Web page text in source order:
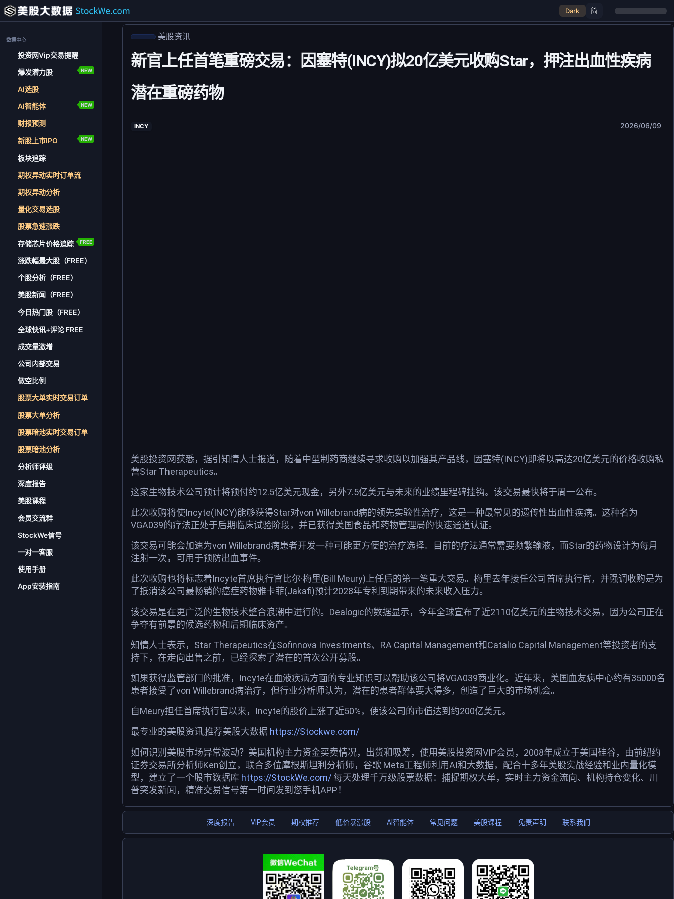
数据中心
投资网Vip交易提醒
爆发潜力股 NEW
AI选股
AI智能体 NEW
财报预测
新股上市IPO NEW
板块追踪
期权异动实时订单流
期权异动分析
量化交易选股
股票急速涨跌
存储芯片价格追踪 FREE
涨跌幅最大股（FREE）
个股分析（FREE）
美股新闻（FREE）
今日热门股（FREE）
全球快讯+评论 FREE
成交量激增
公司内部交易
做空比例
股票大单实时交易订单
股票大单分析
股票暗池实时交易订单
股票暗池分析
分析师评级
深度报告
美股课程
会员交流群
StockWe信号
一对一客服
使用手册
App安装指南
Dark 简
美股资讯
新官上任首笔重磅交易：因塞特(INCY)拟20亿美元收购Star，押注出血性疾病
潜在重磅药物
INCY 2026/06/09
美股投资网获悉，据引知情人士报道，随着中型制药商继续寻求收购以加强其产品线，因塞特(INCY)即将以高达20亿美元的价格收购私
营Star Therapeutics。
这家生物技术公司预计将预付约12.5亿美元现金，另外7.5亿美元与未来的业绩里程碑挂钩。该交易最快将于周一公布。
此次收购将使Incyte(INCY)能够获得Star对von Willebrand病的领先实验性治疗，这是一种最常见的遗传性出血性疾病。这种名为
VGA039的疗法正处于后期临床试验阶段，并已获得美国食品和药物管理局的快速通道认证。
该交易可能会加速为von Willebrand病患者开发一种可能更方便的治疗选择。目前的疗法通常需要频繁输液，而Star的药物设计为每月
注射一次，可用于预防出血事件。
此次收购也将标志着Incyte首席执行官比尔·梅里(Bill Meury)上任后的第一笔重大交易。梅里去年接任公司首席执行官，并强调收购是为
了抵消该公司最畅销的癌症药物雅卡菲(Jakafi)预计2028年专利到期带来的未来收入压力。
该交易是在更广泛的生物技术整合浪潮中进行的。Dealogic的数据显示，今年全球宣布了近2110亿美元的生物技术交易，因为公司正在
争夺有前景的候选药物和后期临床资产。
知情人士表示，Star Therapeutics在Sofinnova Investments、RA Capital Management和Catalio Capital Management等投资者的支
持下，在走向出售之前，已经探索了潜在的首次公开募股。
如果获得监管部门的批准，Incyte在血液疾病方面的专业知识可以帮助该公司将VGA039商业化。近年来，美国血友病中心约有35000名
患者接受了von Willebrand病治疗，但行业分析师认为，潜在的患者群体要大得多，创造了巨大的市场机会。
自Meury担任首席执行官以来，Incyte的股价上涨了近50%，使该公司的市值达到约200亿美元。
最专业的美股资讯,推荐美股大数据 https://Stockwe.com/
如何识别美股市场异常波动？美国机构主力资金买卖情况，出货和吸筹，使用美股投资网VIP会员，2008年成立于美国硅谷，由前纽约
证券交易所分析师Ken创立，联合多位摩根斯坦利分析师，谷歌 Meta工程师利用AI和大数据，配合十多年美股实战经验和业内量化模
型，建立了一个股市数据库 https://StockWe.com/每天处理千万级股票数据：捕捉期权大单，实时主力资金流向、机构持仓变化、川
普突发新闻，精准交易信号第一时间发到您手机APP！
深度报告 VIP会员 期权推荐 低价暴涨股 AI智能体 常见问题 美股课程 免责声明 联系我们